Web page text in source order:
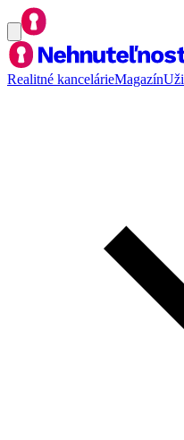
Realitné kancelárieMagazín